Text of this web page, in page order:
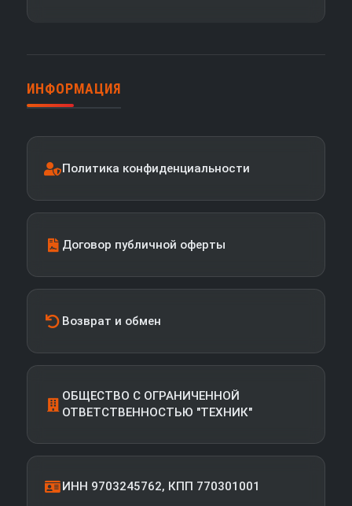
ИНФОРМАЦИЯ
Политика конфиденциальности
Договор публичной оферты
Возврат и обмен
ОБЩЕСТВО С ОГРАНИЧЕННОЙ
ОТВЕТСТВЕННОСТЬЮ "ТЕХНИК"
ИНН 9703245762, КПП 770301001